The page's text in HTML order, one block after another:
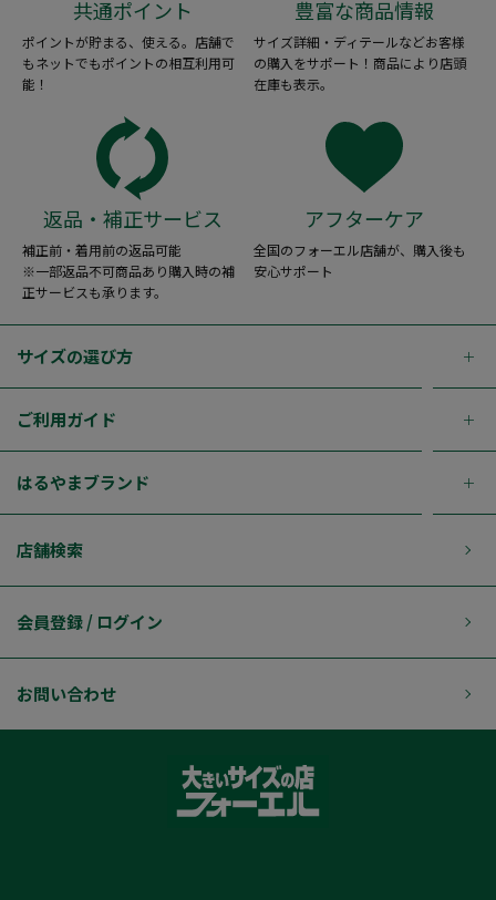
共通ポイント
ポイントが貯まる、使える。店舗で
もネットでもポイントの相互利用可
能！
豊富な商品情報
サイズ詳細・ディテールなどお客様
の購入をサポート！商品により店頭
在庫も表示。
返品・補正サービス
補正前・着用前の返品可能
※一部返品不可商品あり購入時の補
正サービスも承ります。
アフターケア
全国のフォーエル店舗が、購入後も
安心サポート
サイズの選び方
ご利用ガイド
はるやまブランド
店舗検索
会員登録 / ログイン
お問い合わせ